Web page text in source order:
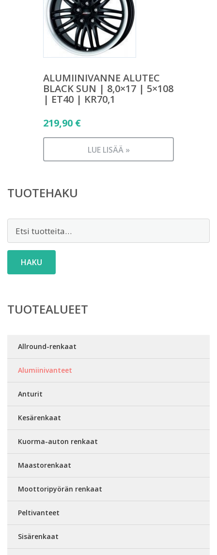
ALUMIINIVANNE ALUTEC
BLACK SUN | 8,0×17 | 5×108
| ET40 | KR70,1
219,90 €
LUE LISÄÄ »
TUOTEHAKU
HAKU
TUOTEALUEET
Allround-renkaat
Alumiinivanteet
Anturit
Kesärenkaat
Kuorma-auton renkaat
Maastorenkaat
Moottoripyörän renkaat
Peltivanteet
Sisärenkaat